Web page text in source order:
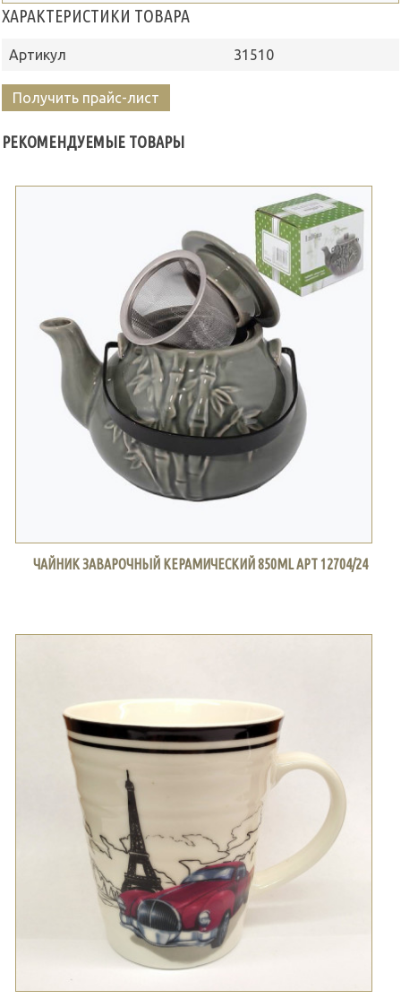
ХАРАКТЕРИСТИКИ ТОВАРА
Артикул 31510
Получить прайс-лист
РЕКОМЕНДУЕМЫЕ ТОВАРЫ
ЧАЙНИК ЗАВАРОЧНЫЙ КЕРАМИЧЕСКИЙ 850ML АРТ 12704/24